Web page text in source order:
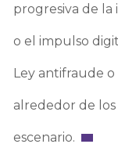
progresiva de la
o el impulso
Ley antifraude o
alrededor de los
escenario.